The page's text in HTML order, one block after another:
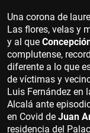
Una corona de
Las flores, velas y
y al que
complutense,
diferente a lo que
de víctimas y
Luis Fernández en
Alcalá ante
en Covid de Juan
residencia del